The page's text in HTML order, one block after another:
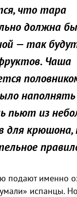
что тара
должна
— так
Чаша
пьют из
для крюшона,
подают именно
испанцы.